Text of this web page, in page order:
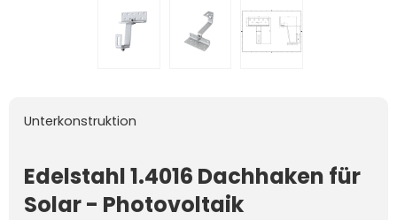
Unterkonstruktion
Edelstahl 1.4016 Dachhaken für
Solar - Photovoltaik